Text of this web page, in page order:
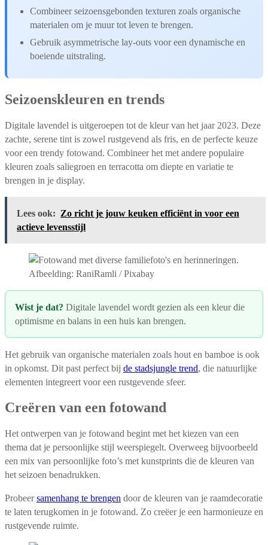
Combineer seizoensgebonden texturen zoals organische
materialen om je muur tot leven te brengen.
Gebruik asymmetrische lay-outs voor een dynamische en
boeiende uitstraling.
Seizoenskleuren en trends
Digitale lavendel is uitgeroepen tot de kleur van het jaar 2023. Deze
zachte, serene tint is zowel rustgevend als fris, en de perfecte keuze
voor een trendy fotowand. Combineer het met andere populaire
kleuren zoals saliegroen en terracotta om diepte en variatie te
brengen in je display.
Lees ook: Zo richt je jouw keuken efficiënt in voor een
actieve levensstijl
Afbeelding: RaniRamli / Pixabay
Wist je dat? Digitale lavendel wordt gezien als een kleur die
optimisme en balans in een huis kan brengen.
Het gebruik van organische materialen zoals hout en bamboe is ook
in opkomst. Dit past perfect bij de stadsjungle trend, die natuurlijke
elementen integreert voor een rustgevende sfeer.
Creëren van een fotowand
Het ontwerpen van je fotowand begint met het kiezen van een
thema dat je persoonlijke stijl weerspiegelt. Overweeg bijvoorbeeld
een mix van persoonlijke foto’s met kunstprints die de kleuren van
het seizoen benadrukken.
Probeersamenhang te brengen door de kleuren van je raamdecoratie
te laten terugkomen in je fotowand. Zo creëer je een harmonieuze en
rustgevende ruimte.